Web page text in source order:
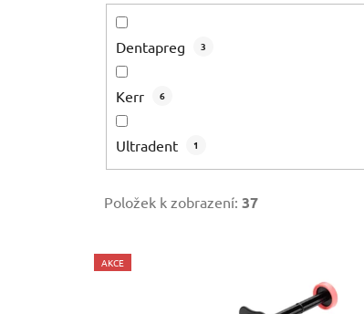
Dentapreg 3
Kerr 6
Ultradent 1
Položek k zobrazení: 37
V
ý
AKCE